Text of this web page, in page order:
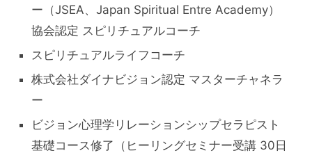
ー（JSEA、Japan Spiritual Entre Academy）
協会認定 スピリチュアルコーチ
スピリチュアルライフコーチ
株式会社ダイナビジョン認定 マスターチャネラ
ー
ビジョン心理学リレーションシップセラピスト
基礎コース修了（ヒーリングセミナー受講 30日